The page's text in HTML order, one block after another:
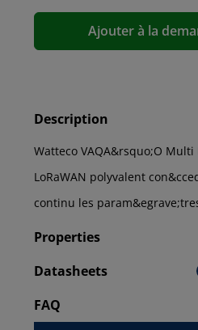
Ajouter à la
Description
Watteco VAQA&rsquo;O
LoRaWAN polyvalent
continu les
Properties
Datasheets
FAQ